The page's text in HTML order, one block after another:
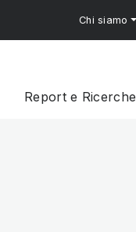
Chi siamo
Report e Ricerche